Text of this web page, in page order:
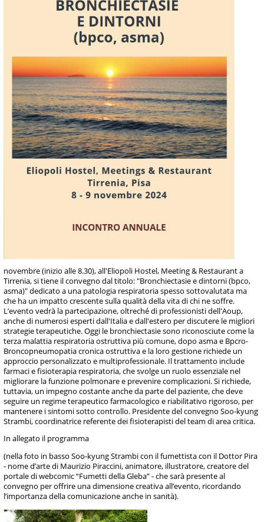
novembre (inizio alle 8.30), all'Eliopoli Hostel, Meeting & Restaurant a
Tirrenia, si tiene il convegno dal titolo: "Bronchiectasie e dintorni (bpco,
asma)" dedicato a una patologia respiratoria spesso sottovalutata ma
che ha un impatto crescente sulla qualità della vita di chi ne soffre.
L’evento vedrà la partecipazione, oltreché di professionisti dell'Aoup,
anche di numerosi esperti dall'Italia e dall'estero per discutere le migliori
strategie terapeutiche. Oggi le bronchiectasie sono riconosciute come la
terza malattia respiratoria ostruttiva più comune, dopo asma e Bpcro-
Broncopneumopatia cronica ostruttiva e la loro gestione richiede un
approccio personalizzato e multiprofessionale. Il trattamento include
farmaci e fisioterapia respiratoria, che svolge un ruolo essenziale nel
migliorare la funzione polmonare e prevenire complicazioni. Si richiede,
tuttavia, un impegno costante anche da parte del paziente, che deve
seguire un regime terapeutico farmacologico e riabilitativo rigoroso, per
mantenere i sintomi sotto controllo. Presidente del convegno Soo-kyung
Strambi, coordinatrice referente dei fisioterapisti del team di area critica.
In allegato il programma
(nella foto in basso Soo-kyung Strambi con il fumettista con il Dottor Pira
- nome d’arte di Maurizio Piraccini, animatore, illustratore, creatore del
portale di webcomic “Fumetti della Gleba” - che sarà presente al
convegno per offrire una dimensione creativa all’evento, ricordando
l’importanza della comunicazione anche in sanità).